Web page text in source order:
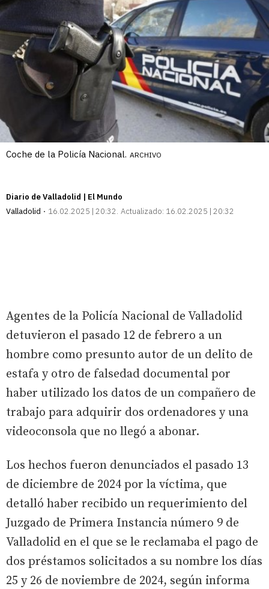
Coche de la Policía Nacional. ARCHIVO
Diario de Valladolid | El Mundo
Valladolid
16.02.2025 | 20:32 Actualizado: 16.02.2025 | 20:32
Agentes de la Policía Nacional de Valladolid
detuvieron el pasado 12 de febrero a un
hombre como presunto autor de un delito de
estafa y otro de falsedad documental por
haber utilizado los datos de un compañero de
trabajo para adquirir dos ordenadores y una
videoconsola que no llegó a abonar.
Los hechos fueron denunciados el pasado 13
de diciembre de 2024 por la víctima, que
detalló haber recibido un requerimiento del
Juzgado de Primera Instancia número 9 de
Valladolid en el que se le reclamaba el pago de
dos préstamos solicitados a su nombre los días
25 y 26 de noviembre de 2024, según informa